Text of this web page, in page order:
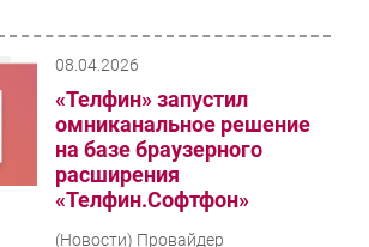
08.04.2026
«Телфин» запустил
омниканальное решение
на базе браузерного
расширения
«Телфин.Софтфон»
(Новости) Провайдер